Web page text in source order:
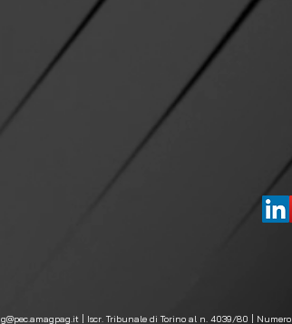
| Iscr. Tribunale di Torino al n. 4039/80 | Numero